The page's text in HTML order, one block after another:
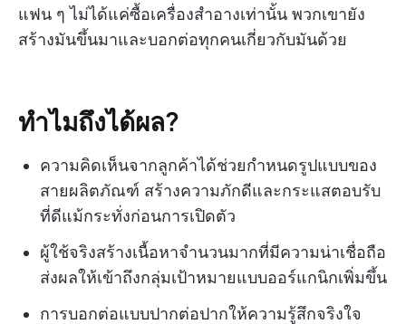
แฟน ๆ ไม่ได้แค่ซื้อเครื่องสำอางเท่านั้น พวกเขายัง
สร้างมันขึ้นมาและบอกต่อทุกคนเกี่ยวกับมันด้วย
ทำไมถึงได้ผล?
ความคิดเห็นจากลูกค้าได้ช่วยกำหนดรูปแบบของ
สายผลิตภัณฑ์ สร้างความภักดีและกระแสตอบรับ
ที่ดีแม้กระทั่งก่อนการเปิดตัว
ผู้ใช้จริงสร้างเนื้อหาจำนวนมากที่มีความน่าเชื่อถือ
ส่งผลให้เข้าถึงกลุ่มเป้าหมายแบบออร์แกนิกเพิ่มขึ้น
การบอกต่อแบบปากต่อปากให้ความรู้สึกจริงใจ